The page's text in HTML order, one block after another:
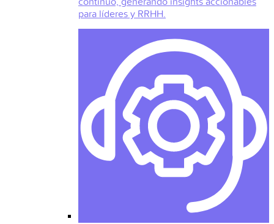
para líderes y RRHH.